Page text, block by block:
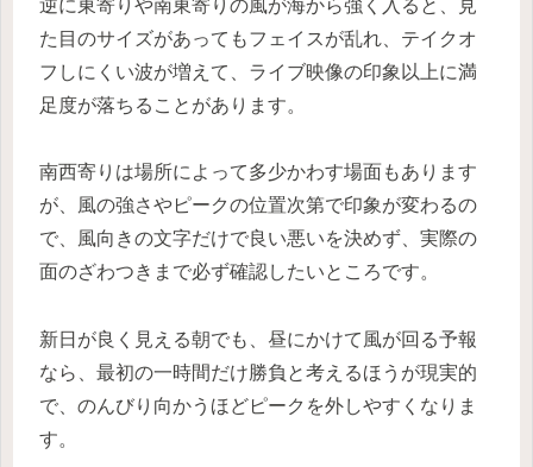
逆に東寄りや南東寄りの風が海から強く入ると、見
た目のサイズがあってもフェイスが乱れ、テイクオ
フしにくい波が増えて、ライブ映像の印象以上に満
足度が落ちることがあります。
南西寄りは場所によって多少かわす場面もあります
が、風の強さやピークの位置次第で印象が変わるの
で、風向きの文字だけで良い悪いを決めず、実際の
面のざわつきまで必ず確認したいところです。
新日が良く見える朝でも、昼にかけて風が回る予報
なら、最初の一時間だけ勝負と考えるほうが現実的
で、のんびり向かうほどピークを外しやすくなりま
す。